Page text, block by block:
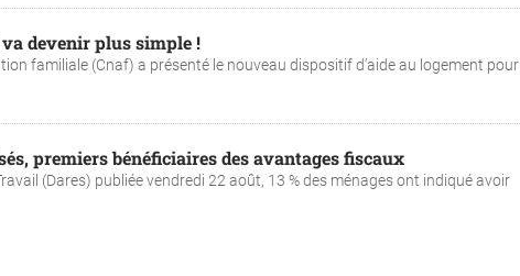
devenir plus simple !
familiale (Cnaf) a présenté le nouveau dispositif d’aide au logement pour
premiers bénéficiaires des avantages fiscaux
(Dares) publiée vendredi 22 août, 13 % des ménages ont indiqué avoir